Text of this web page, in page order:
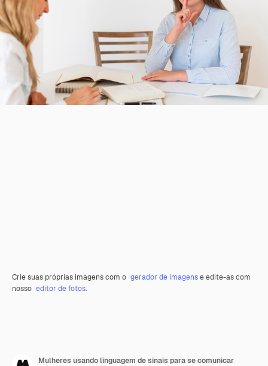
Crie suas próprias imagens com o gerador de imagense edite-as com
nosso editor de fotos.
Mulheres usando linguagem de sinais para se comunicar